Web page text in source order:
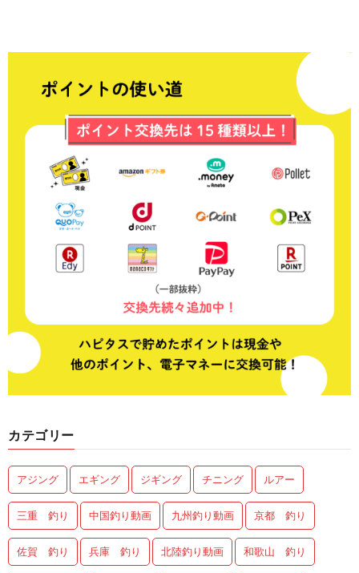
カテゴリー
アジング エギング ジギング チニング ルアー
三重 釣り 中国釣り動画 九州釣り動画 京都 釣り
佐賀 釣り 兵庫 釣り 北陸釣り動画 和歌山 釣り